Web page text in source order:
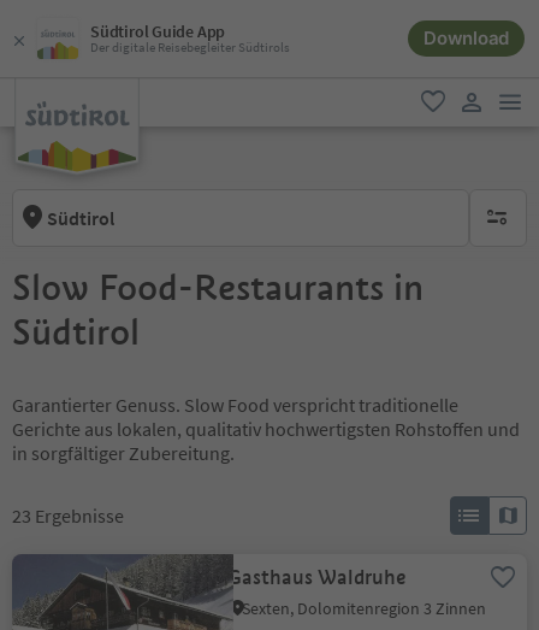
Südtirol Guide App
Der digitale Reisebegleiter Südtirols Download
favorit
Südtirol keine
Slow Food-Restaurants in
Südtirol
Garantierter Genuss. Slow Food verspricht traditionelle
Gerichte aus lokalen, qualitativ hochwertigsten Rohstoffen und
in sorgfältiger Zubereitung.
23 Ergebnisse
Gasthaus Waldruhe
Sexten, Dolomitenregion 3 Zinnen